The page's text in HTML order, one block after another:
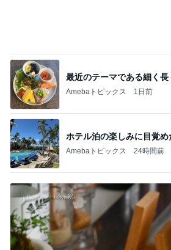
最近のテーマである細く長
Amebaトピックス 1日前
ホテル泊の楽しみに目覚め
Amebaトピックス 24時間前